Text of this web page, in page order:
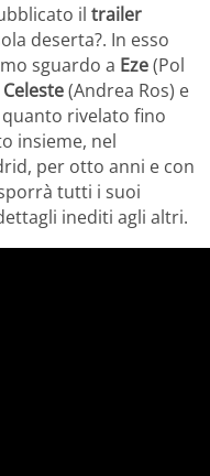
il trailer
deserta?. In esso
sguardo a Eze(Pol
Celeste(Andrea Ros) e
quanto rivelato fino
insieme, nel
per otto anni e con
tutti i suoi
inediti agli altri.